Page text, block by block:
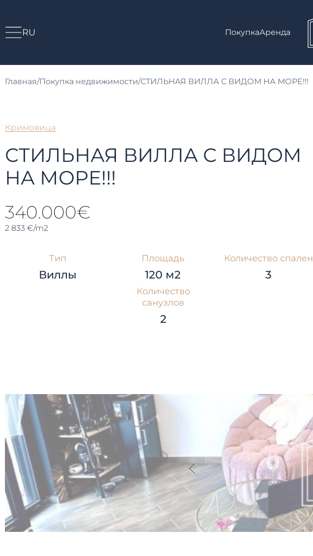
RU ПокупкаАренда
Главная/Покупка недвижимости/СТИЛЬНАЯ ВИЛЛА С ВИДОМ НА МОРЕ!!!
Кримовица
СТИЛЬНАЯ ВИЛЛА С ВИДОМ
НА МОРЕ!!!
340.000€
2 833 €/m2
Тип
Виллы
Площадь
120 м2
Количество спален
3
Количество
санузлов
2